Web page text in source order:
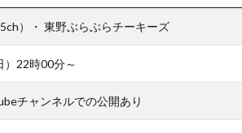
）・ 東野ぶらぶらチーキーズ
22時00分～
チャンネルでの公開あり